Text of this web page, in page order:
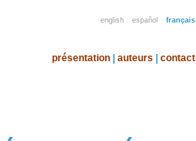
english español français
présentation auteurs contact